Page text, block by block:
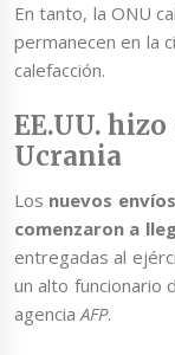
En tanto, la ONU
permanecen en la
calefacción.
EE.UU.
Ucrania
Los nuevos
comenzaron a
entregadas al
un alto funcionario
agenciaAFP.